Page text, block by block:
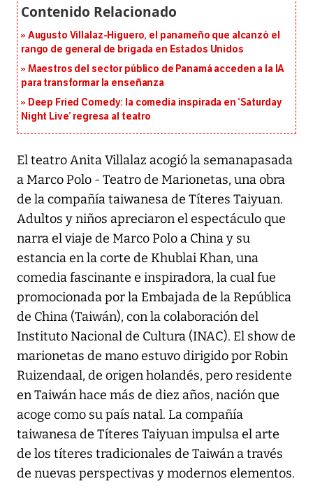
Augusto Villalaz-Higuero, el panameño que alcanzó el
rango de general de brigada en Estados Unidos
Maestros del sector público de Panamá acceden a la IA
para transformar la enseñanza
Deep Fried Comedy: la comedia inspirada en ‘Saturday
Night Live’ regresa al teatro
El teatro Anita Villalaz acogió la semanapasada
a Marco Polo - Teatro de Marionetas, una obra
de la compañía taiwanesa de Títeres Taiyuan.
Adultos y niños apreciaron el espectáculo que
narra el viaje de Marco Polo a China y su
estancia en la corte de Khublai Khan, una
comedia fascinante e inspiradora, la cual fue
promocionada por la Embajada de la República
de China (Taiwán), con la colaboración del
Instituto Nacional de Cultura (INAC). El show de
marionetas de mano estuvo dirigido por Robin
Ruizendaal, de origen holandés, pero residente
en Taiwán hace más de diez años, nación que
acoge como su país natal. La compañía
taiwanesa de Títeres Taiyuan impulsa el arte
de los títeres tradicionales de Taiwán a través
de nuevas perspectivas y modernos elementos.